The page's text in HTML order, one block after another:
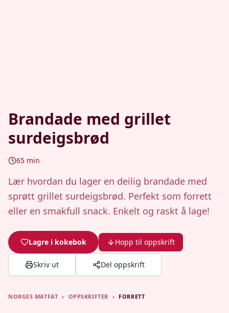
Brandade med grillet
surdeigsbrød
65 min
Lær hvordan du lager en deilig brandade med
sprøtt grillet surdeigsbrød. Perfekt som forrett
eller en smakfull snack. Enkelt og raskt å lage!
Lagre i kokebok Hopp til oppskrift
Skriv ut Del oppskrift
NORGES MATFAT › OPPSKRIFTER › FORRETT